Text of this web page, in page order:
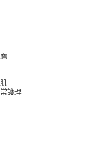
護理